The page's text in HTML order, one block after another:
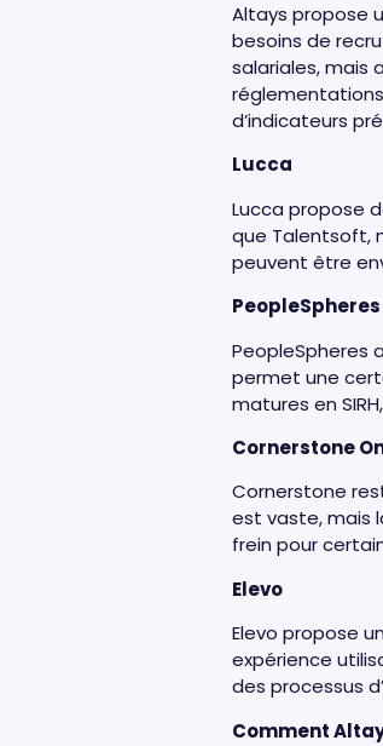
Altays propose
besoins de
salariales, mais
d’indicateurs
Lucca
Lucca propose
que Talentsoft,
peuvent être
PeopleSpheres
PeopleSpheres
permet une
matures en
Cornerstone
Cornerstone
est vaste, mais
frein pour
Elevo
Elevo propose
expérience
des processus
Comment